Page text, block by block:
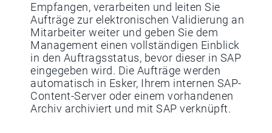
Empfangen, verarbeiten und leiten Sie
Aufträge zur elektronischen Validierung an
Mitarbeiter weiter und geben Sie dem
Management einen vollständigen Einblick
in den Auftragsstatus, bevor dieser in SAP
eingegeben wird. Die Aufträge werden
automatisch in Esker, Ihrem internen SAP-
Content-Server oder einem vorhandenen
Archiv archiviert und mit SAP verknüpft.